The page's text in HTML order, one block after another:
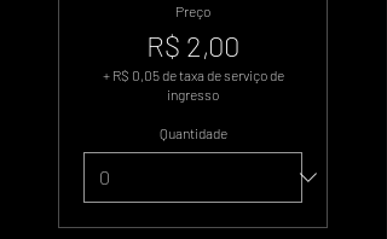
Preço
R$ 2,00
+ R$ 0,05 de taxa de serviço de
ingresso
Quantidade